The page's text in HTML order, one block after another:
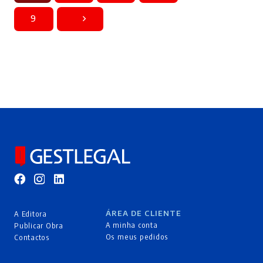
9
A Editora
Publicar Obra
Contactos
ÁREA DE CLIENTE
A minha conta
Os meus pedidos